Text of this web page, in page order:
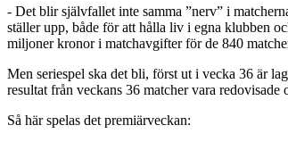
- Det blir självfallet inte samma ”nerv” i
ställer upp, både för att hålla liv i egna klubben
miljoner kronor i matchavgifter för de 840
Men seriespel ska det bli, först ut i vecka 36 är
resultat från veckans 36 matcher vara redovisade
Så här spelas det premiärveckan: